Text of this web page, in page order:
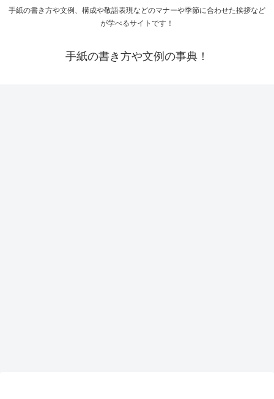
手紙の書き方や文例、構成や敬語表現などのマナーや季節に合わせた挨拶など
が学べるサイトです！
手紙の書き方や文例の事典！